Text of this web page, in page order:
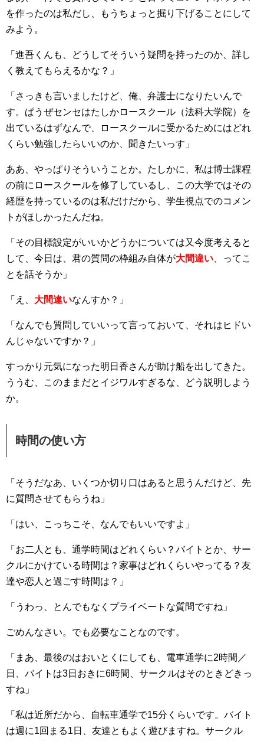
を作ったのは私だし、もうちょっと掘り下げることにして
みよう。
「進吾くんも、どうしてそういう疑問を持ったのか、詳し
く教えてもらえるかな？」
「さっきも言いましたけど、俺、弁護士になりたいんで
す。ぱうぜセンセはたしかロースクール（法科大学院）を
出ているはずなんで、ロースクールに受かるためにはどれ
くらい勉強したらいいのか、聞きたいっす」
ああ、やっぱりそういうことか。たしかに、私は博士課程
の前にロースクールを修了しているし、この大学ではその
経歴を持っているのは私だけだから、学生視点でのコメン
トがほしかったんだね。
「その目標設定がいいかどうかについては又今度考えると
して、今日は、君の質問の枠組み自体が大間違い 、ってこ
とを話そうか」
「え、 大間違いなんすか？」
「なんでも質問していいって言っておいて、それはヒドい
んじゃないですか？」
すっかり元気になった明日香さんが助け船を出してきた。
ううむ、このままだとイジワルすぎるな、どう説明しよう
か。
時間の使い方
「そうだなあ、いくつか切り口はあると思うんだけど、先
に質問させてもらうね」
「はい、こっちこそ、なんでもいいですよ」
「お二人とも、通学時間はどれくらい？バイトとか、サー
クルにかけている時間は？家事はどれくらいやってる？友
達や恋人と過ごす時間は？」
「うわっ、とんでもなくプライベートな質問ですね」
ごめんなさい。でも必要なことなのです。
「まあ、最後のはおいとくにしても、電車通学に2時間／
日、バイトは3日おきに6時間、サークルはそのときどきっ
すね」
「私は近所だから、自転車通学で15分くらいです。バイト
は週に1回まる1日、友達ともよく遊びますね。サークル